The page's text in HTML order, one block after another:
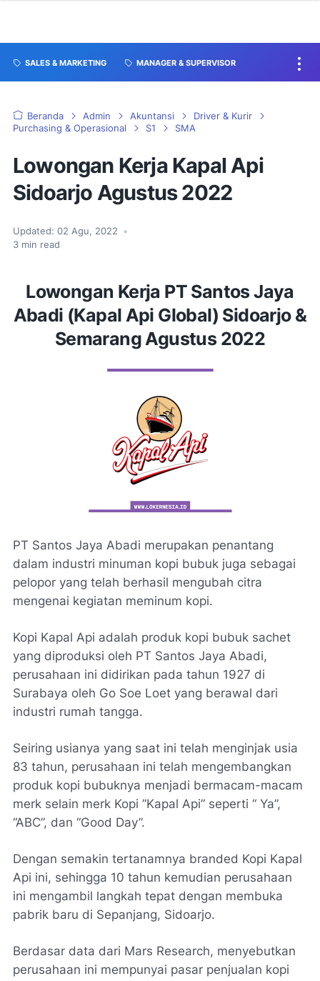
SALES & MARKETING MANAGER & SUPERVISOR
Beranda Admin Akuntansi
Driver & Kurir
Purchasing & Operasional
S1 SMA
Lowongan Kerja Kapal Api
Sidoarjo Agustus 2022
Updated: 02 Agu, 2022
•
3 min read
Lowongan Kerja PT Santos Jaya
Abadi (Kapal Api Global) Sidoarjo &
Semarang Agustus 2022
PT Santos Jaya Abadi merupakan penantang
dalam industri minuman kopi bubuk juga sebagai
pelopor yang telah berhasil mengubah citra
mengenai kegiatan meminum kopi.
Kopi Kapal Api adalah produk kopi bubuk sachet
yang diproduksi oleh PT Santos Jaya Abadi,
perusahaan ini didirikan pada tahun 1927 di
Surabaya oleh Go Soe Loet yang berawal dari
industri rumah tangga.
Seiring usianya yang saat ini telah menginjak usia
83 tahun, perusahaan ini telah mengembangkan
produk kopi bubuknya menjadi bermacam-macam
merk selain merk Kopi ”Kapal Api” seperti “ Ya”,
“ABC”, dan “Good Day”.
Dengan semakin tertanamnya branded Kopi Kapal
Api ini, sehingga 10 tahun kemudian perusahaan
ini mengambil langkah tepat dengan membuka
pabrik baru di Sepanjang, Sidoarjo.
Berdasar data dari Mars Research, menyebutkan
perusahaan ini mempunyai pasar penjualan kopi